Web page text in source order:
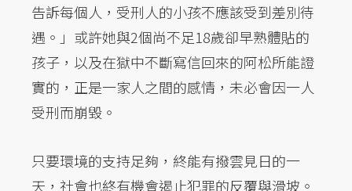
告訴每個人，受刑人的小孩不應該受到差別待
遇。」或許她與2個尚不足18歲卻早熟體貼的
孩子，以及在獄中不斷寫信回來的阿松所能證
實的，正是一家人之間的感情，未必會因一人
受刑而崩毀。
只要環境的支持足夠，終能有撥雲見日的一
天，社會也終有機會遏止犯罪的反覆與滑坡。